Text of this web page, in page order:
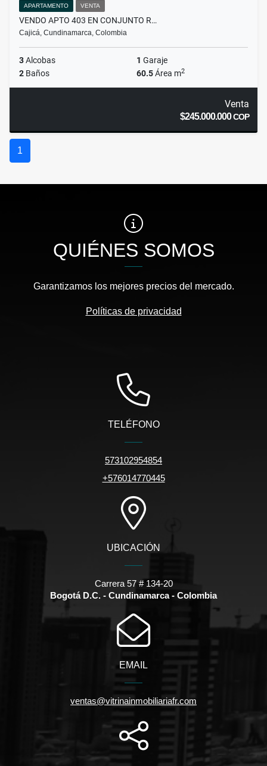
APARTAMENTO VENTA
VENDO APTO 403 EN CONJUNTO R…
Cajicá, Cundinamarca, Colombia
3Alcobas 1 Garaje
2 Baños 60.5Área m2
Venta
$245.000.000COP
1
QUIÉNES SOMOS
Garantizamos los mejores precios del mercado.
Políticas de privacidad
TELÉFONO
573102954854
+576014770445
UBICACIÓN
Carrera 57 # 134-20
Bogotá D.C. - Cundinamarca - Colombia
EMAIL
ventas@vitrinainmobiliariafr.com